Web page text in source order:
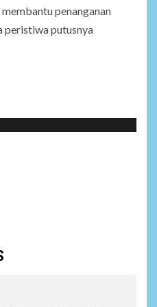
penanganan
peristiwa putusnya